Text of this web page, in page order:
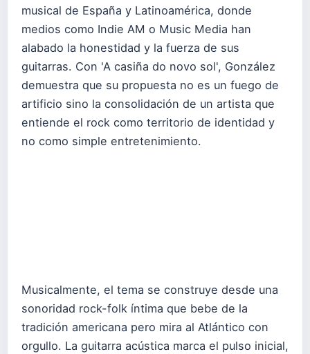
musical de España y Latinoamérica, donde
medios como Indie AM o Music Media han
alabado la honestidad y la fuerza de sus
guitarras. Con 'A casiña do novo sol', González
demuestra que su propuesta no es un fuego de
artificio sino la consolidación de un artista que
entiende el rock como territorio de identidad y
no como simple entretenimiento.
Musicalmente, el tema se construye desde una
sonoridad rock-folk íntima que bebe de la
tradición americana pero mira al Atlántico con
orgullo. La guitarra acústica marca el pulso inicial,